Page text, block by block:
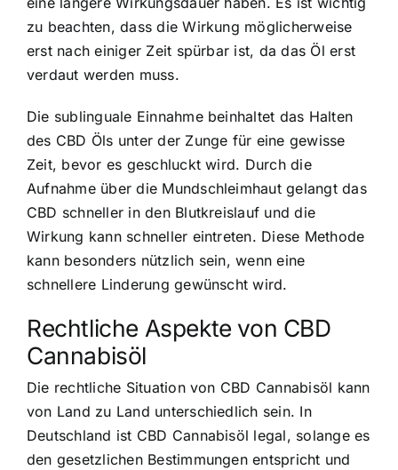
zu beachten, dass die Wirkung möglicherweise
erst nach einiger Zeit spürbar ist, da das Öl erst
verdaut werden muss.
Die sublinguale Einnahme beinhaltet das Halten
des CBD Öls unter der Zunge für eine gewisse
Zeit, bevor es geschluckt wird. Durch die
Aufnahme über die Mundschleimhaut gelangt das
CBD schneller in den Blutkreislauf und die
Wirkung kann schneller eintreten. Diese Methode
kann besonders nützlich sein, wenn eine
schnellere Linderung gewünscht wird.
Rechtliche Aspekte von CBD
Cannabisöl
Die rechtliche Situation von CBD Cannabisöl kann
von Land zu Land unterschiedlich sein. In
Deutschland ist CBD Cannabisöl legal, solange es
den gesetzlichen Bestimmungen entspricht und